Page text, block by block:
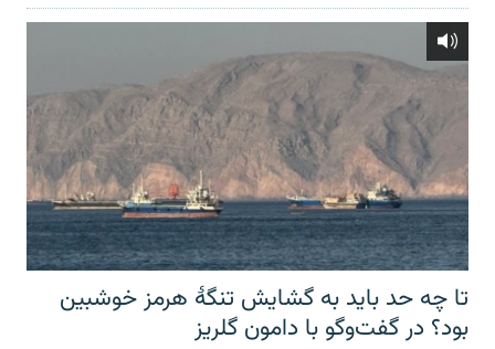
تا چه حد باید به گشایش تنگهٔ هرمز خوشبین
بود؟ در گفت‌وگو با دامون گلریز